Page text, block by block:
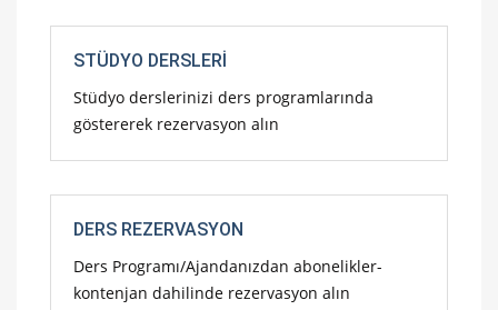
STÜDYO DERSLERI
Stüdyo derslerinizi ders programlarında
göstererek rezervasyon alın
DERS REZERVASYON
Ders Programı/Ajandanızdan abonelikler-
kontenjan dahilinde rezervasyon alın